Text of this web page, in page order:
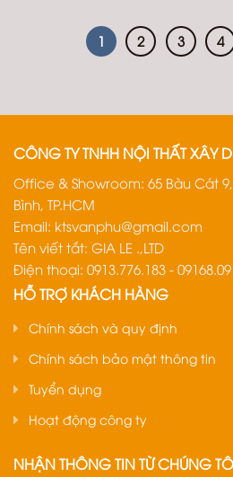
1 2 3 4
CÔNG TY TNHH NỘI THẤT XÂY
Office & Showroom: 65 Bàu Cát
Bình, TP.HCM
Email: ktsvanphu@gmail.com
Tên viết tắt: GIA LE .,LTD
Điện thoại: 0913.776.183 -
HỖ TRỢ KHÁCH HÀNG
Chính sách và quy định
Chính sách bảo mật thông tin
Tuyển dụng
Hoạt động công ty
NHẬN THÔNG TIN TỪ CHÚNG